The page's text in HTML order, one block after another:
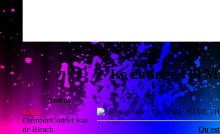
:: Informatique & internet
Le codage
Auteur
Jowk
Créateur/Codeur Fan
de Bleach
Sujet: Le codage HTML